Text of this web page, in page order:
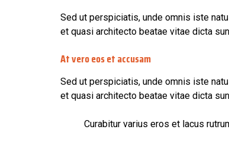
Sed ut perspiciatis, unde omnis iste
et quasi architecto beatae vitae dicta
At vero eos et accusam
Sed ut perspiciatis, unde omnis iste
et quasi architecto beatae vitae dicta
Curabitur varius eros et lacus